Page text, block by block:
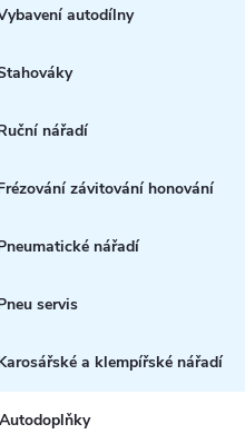
autodílny
nářadí
závitování honování
nářadí
servis
a klempířské nářadí
Autodoplňky